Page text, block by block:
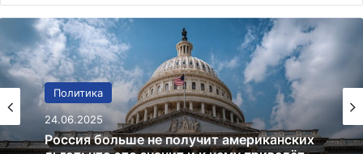
Политика
24.06.2025
Финансы
02.01.2025